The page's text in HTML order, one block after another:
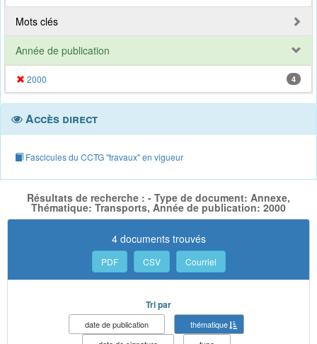
Mots clés
Année de publication
2000 4
Accès direct
Fascicules du CCTG "travaux" en vigueur
Résultats de recherche : - Type de document: Annexe,
Thématique: Transports, Année de publication: 2000
4 documents trouvés
PDF CSV Courriel
Tri par
date de publication
thématique